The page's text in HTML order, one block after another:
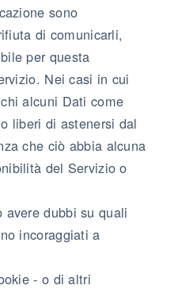
sono
di comunicarli,
per questa
Nei casi in cui
alcuni Dati come
liberi di astenersi dal
che ciò abbia alcuna
del Servizio o
dubbi su quali
incoraggiati a
- o di altri